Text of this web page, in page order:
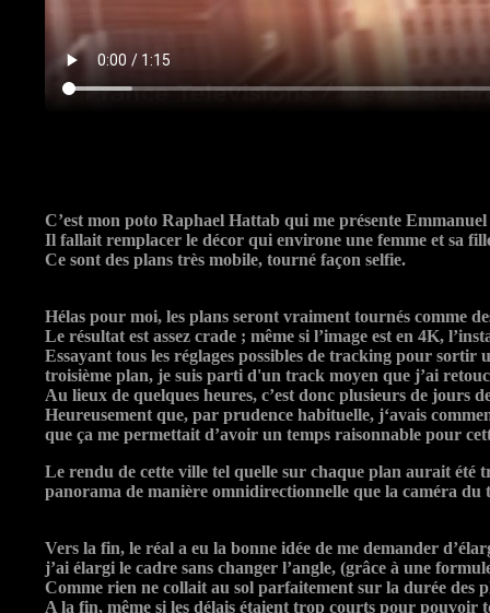
C’est mon poto Raphael Hattab qui me présente Emmanuel
Il fallait remplacer le décor qui environe une femme et sa
Ce sont des plans très mobile, tourné façon selfie.
Hélas pour moi, les plans seront vraiment tournés comme
Le résultat est assez crade ; même si l’image est en 4K,
Essayant tous les réglages possibles de tracking pour
troisième plan, je suis parti d'un track moyen que j’ai
Au lieux de quelques heures, c’est donc plusieurs de jours
Heureusement que, par prudence habituelle, j‘avais
que ça me permettait d’avoir un temps raisonnable pour
Le rendu de cette ville tel quelle sur chaque plan aurait été
panorama de manière omnidirectionnelle que la caméra
Vers la fin, le réal a eu la bonne idée de me demander
j’ai élargi le cadre sans changer l’angle, (grâce à une
Comme rien ne collait au sol parfaitement sur la durée des
A la fin, même si les délais étaient trop courts pour